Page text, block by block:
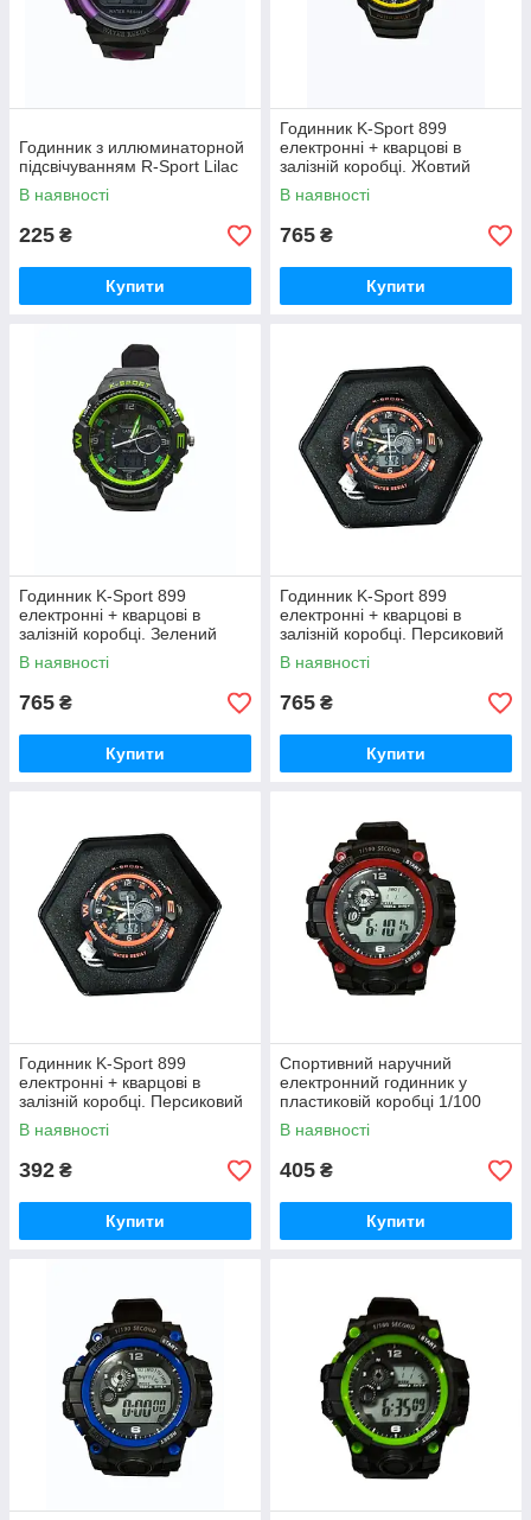
Годинник з иллюминаторной
підсвічуванням R-Sport Lilac
В наявності
225 ₴
Купити
Годинник K-Sport 899
електронні + кварцові в
залізній коробці. Жовтий
В наявності
765 ₴
Купити
Годинник K-Sport 899
електронні + кварцові в
залізній коробці. Зелений
В наявності
765 ₴
Купити
Годинник K-Sport 899
електронні + кварцові в
залізній коробці. Персиковий
В наявності
765 ₴
Купити
Годинник K-Sport 899
електронні + кварцові в
залізній коробці. Персиковий
гурт
В наявності
392 ₴
Купити
Спортивний наручний
електронний годинник у
пластиковій коробці 1/100
second червоний
В наявності
405 ₴
Купити